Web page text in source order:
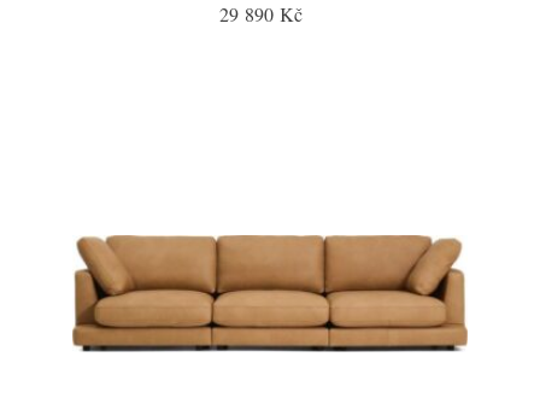
29 890 Kč